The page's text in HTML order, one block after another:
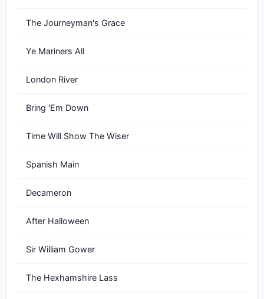
The Journeyman's Grace
Ye Mariners All
London River
Bring 'Em Down
Time Will Show The Wiser
Spanish Main
Decameron
After Halloween
Sir William Gower
The Hexhamshire Lass